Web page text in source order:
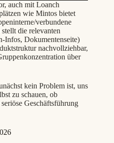
auch mit Loanch
wie Mintos bietet
verbundene
die relevanten
Infos, Dokumentenseite)
nachvollziehbar,
über
kein Problem ist, uns
zu schauen, ob
Geschäftsführung